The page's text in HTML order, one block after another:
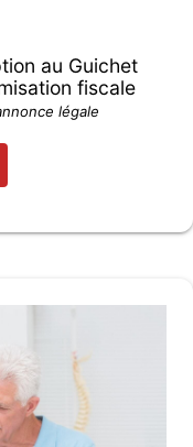
au Guichet
fiscale
légale